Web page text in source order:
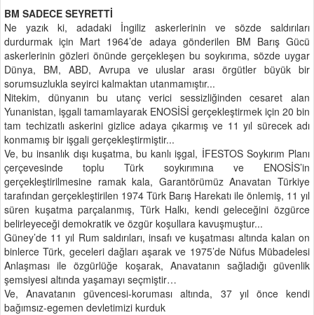
BM SADECE SEYRETTİ
Ne yazık ki, adadaki İngiliz askerlerinin ve sözde saldırıları
durdurmak için Mart 1964’de adaya gönderilen BM Barış Gücü
askerlerinin gözleri önünde gerçekleşen bu soykırıma, sözde uygar
Dünya, BM, ABD, Avrupa ve uluslar arası örgütler büyük bir
sorumsuzlukla seyirci kalmaktan utanmamıştır...
Nitekim, dünyanın bu utanç verici sessizliğinden cesaret alan
Yunanistan, işgali tamamlayarak ENOSİSİ gerçekleştirmek için 20 bin
tam techizatlı askerini gizlice adaya çıkarmış ve 11 yıl sürecek adı
konmamış bir işgali gerçekleştirmiştir...
Ve, bu insanlık dışı kuşatma, bu kanlı işgal, İFESTOS Soykırım Planı
çerçevesinde toplu Türk soykırımına ve ENOSİS’in
gerçekleştirilmesine ramak kala, Garantörümüz Anavatan Türkiye
tarafından gerçekleştirilen 1974 Türk Barış Harekatı ile önlemiş, 11 yıl
süren kuşatma parçalanmış, Türk Halkı, kendi geleceğini özgürce
belirleyeceği demokratik ve özgür koşullara kavuşmuştur...
Güney’de 11 yıl Rum saldırıları, insafı ve kuşatması altında kalan on
binlerce Türk, geceleri dağları aşarak ve 1975’de Nüfus Mübadelesi
Anlaşması ile özgürlüğe koşarak, Anavatanın sağladığı güvenlik
şemsiyesi altında yaşamayı seçmiştir…
Ve, Anavatanın güvencesi-koruması altında, 37 yıl önce kendi
bağımsız-egemen devletimizi kurduk